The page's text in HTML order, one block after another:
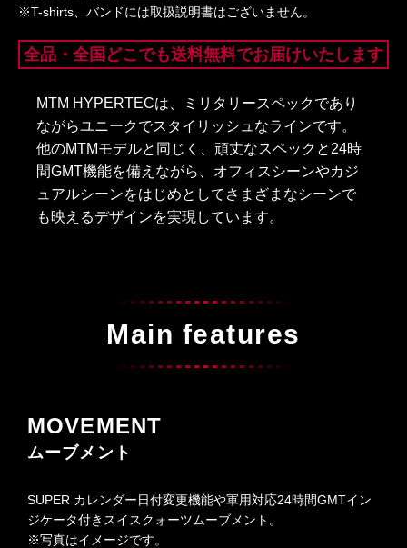
※T-shirts、バンドには取扱説明書はございません。
全品・全国どこでも送料無料でお届けいたします
MTM HYPERTECは、ミリタリースペックであり
ながらユニークでスタイリッシュなラインです。
他のMTMモデルと同じく、頑丈なスペックと24時
間GMT機能を備えながら、オフィスシーンやカジ
ュアルシーンをはじめとしてさまざまなシーンで
も映えるデザインを実現しています。
Main features
MOVEMENT
ムーブメント
SUPER カレンダー日付変更機能や軍用対応24時間GMTイン
ジケータ付きスイスクォーツムーブメント。
※写真はイメージです。